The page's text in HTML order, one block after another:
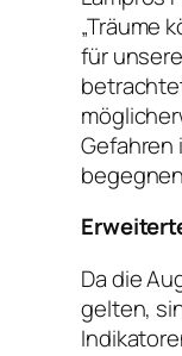
„Träume
für
Gefahren
Da die
gelten,